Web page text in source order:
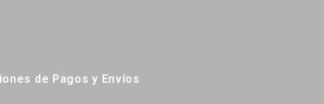
de Pagos y Envíos